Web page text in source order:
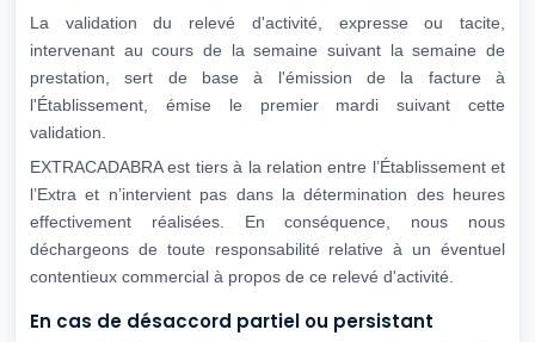
La validation du relevé d'activité, expresse ou tacite,
intervenant au cours de la semaine suivant la semaine de
prestation, sert de base à l'émission de la facture à
l'Établissement, émise le premier mardi suivant cette
validation.
EXTRACADABRA est tiers à la relation entre l’Établissement et
l’Extra et n’intervient pas dans la détermination des heures
effectivement réalisées. En conséquence, nous nous
déchargeons de toute responsabilité relative à un éventuel
contentieux commercial à propos de ce relevé d'activité.
En cas de désaccord partiel ou persistant